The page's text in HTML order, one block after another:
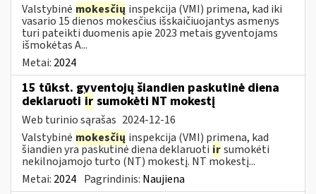
Valstybinė mokesčių inspekcija (VMI) primena, kad iki
vasario 15 dienos mokesčius išskaičiuojantys asmenys
turi pateikti duomenis apie 2023 metais gyventojams
išmokėtas A...
Metai: 2024
15 tūkst. gyventojų šiandien paskutinė diena
deklaruoti ir sumokėti NT mokestį
Web turinio sąrašas 2024-12-16
Valstybinė mokesčių inspekcija (VMI) primena, kad
šiandien yra paskutinė diena deklaruoti irsumokėti
nekilnojamojo turto (NT) mokestį. NT mokestį...
Metai: 2024 Pagrindinis: Naujiena